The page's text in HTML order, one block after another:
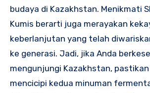
budaya di Kazakhstan. Menikmati
Kumis berarti juga merayakan
keberlanjutan yang telah
ke generasi. Jadi, jika Anda
mengunjungi Kazakhstan,
mencicipi kedua minuman